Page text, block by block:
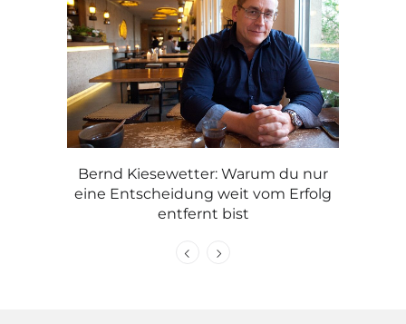
Bernd Kiesewetter: Warum du nur
eine Entscheidung weit vom Erfolg
entfernt bist
Graue Haare:
Caroline